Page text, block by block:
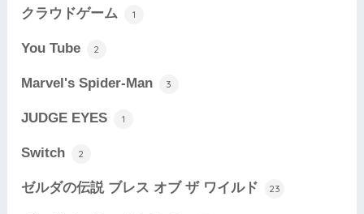
クラウドゲーム 1
You Tube 2
Marvel's Spider-Man 3
JUDGE EYES 1
Switch 2
ゼルダの伝説 ブレス オブ ザ ワイルド 23